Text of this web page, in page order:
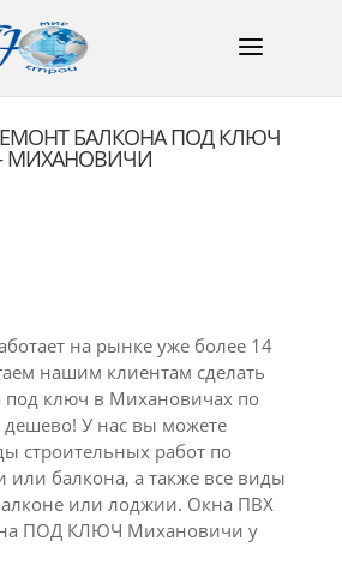
БАЛКОНА ПОД КЛЮЧ
МИХАНОВИЧИ
на рынке уже более 14
нашим клиентам сделать
под ключ в Михановичах по
У нас вы можете
строительных работ по
или балкона, а также все виды
или лоджии. Окна ПВХ
ПОД КЛЮЧ Михановичи у